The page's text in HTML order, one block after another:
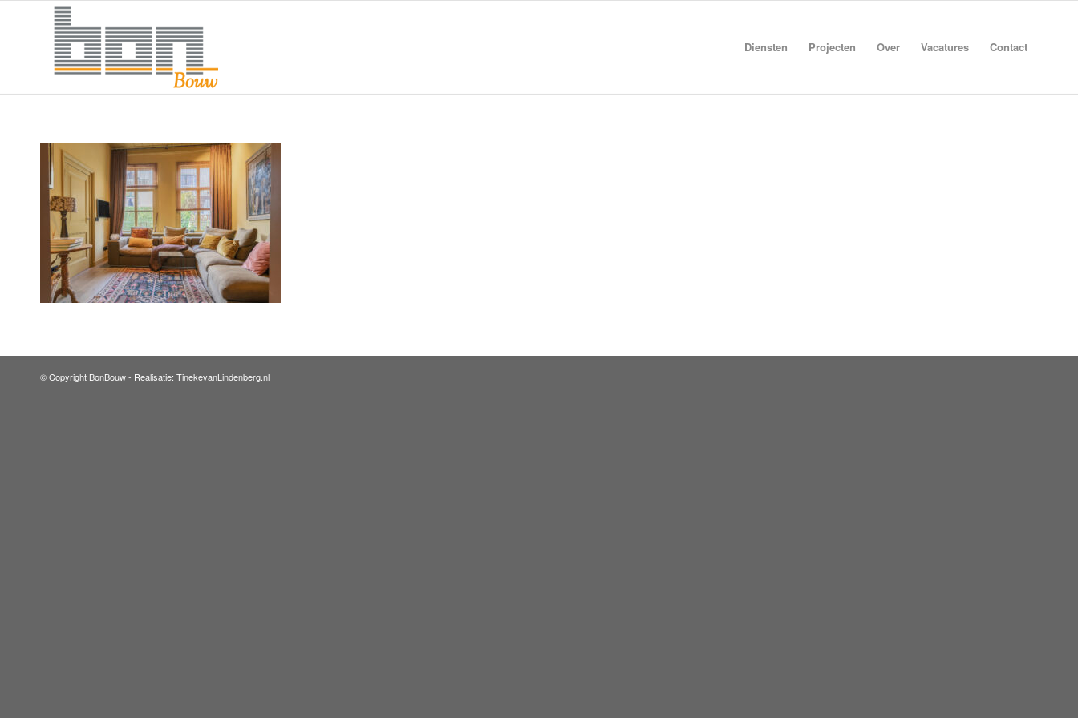
Diensten Projecten Over Vacatures Contact
© Copyright BonBouw - Realisatie: TinekevanLindenberg.nl